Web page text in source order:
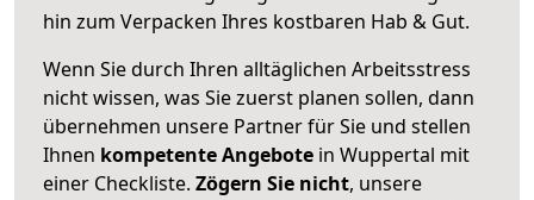
hin zum Verpacken Ihres kostbaren Hab & Gut.
Wenn Sie durch Ihren alltäglichen Arbeitsstress
nicht wissen, was Sie zuerst planen sollen, dann
übernehmen unsere Partner für Sie und stellen
Ihnen kompetente Angebote in Wuppertal mit
einer Checkliste. Zögern Sie nicht, unsere